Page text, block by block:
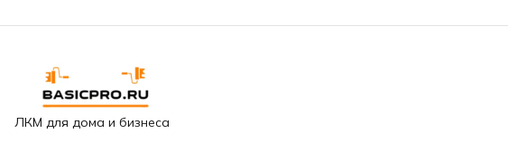
ЛКМ для дома и бизнеса